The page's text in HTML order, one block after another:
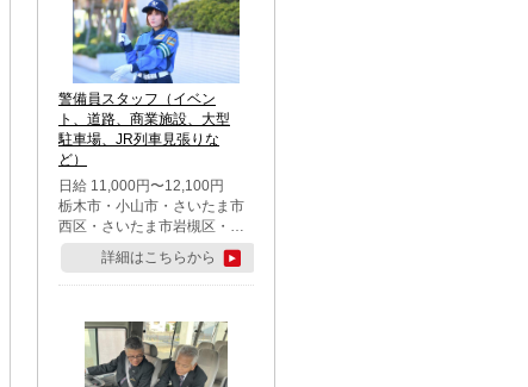
警備員スタッフ（イベン
ト、道路、商業施設、大型
駐車場、JR列車見張りな
ど）
日給 11,000円〜12,100円
栃木市・小山市・さいたま市
西区・さいたま市岩槻区・久
喜市・蓮田市
詳細はこちらから